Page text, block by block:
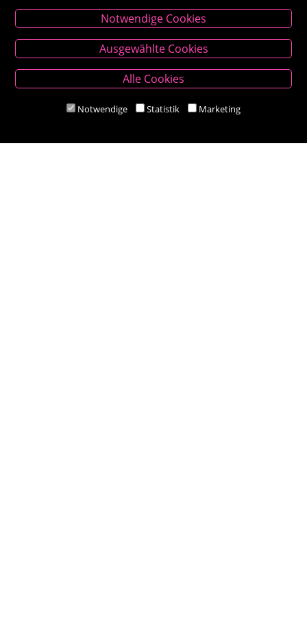
Kontakt
Besold Buch-Papier
Hauptplatz 14, 9300 St. Veit an der Glan
M:bestellung@besold.at
Notwendige Cookies
Ausgewählte Cookies
Alle Cookies
Notwendige Statistik Marketing